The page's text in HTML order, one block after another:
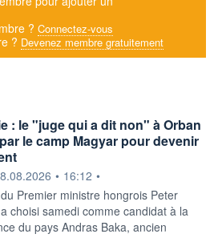
? Connectez-vous
? Devenez membre gratuitement
: le "juge qui a dit non" à Orban
le camp Magyar pour devenir
fournie par
• 16:12 •
Premier ministre hongrois Peter
choisi samedi comme candidat à la
du pays Andras Baka, ancien